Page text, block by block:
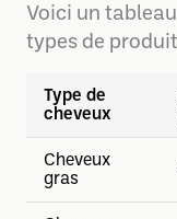
Voici un
types de
Type de
cheveux
Cheveux
gras